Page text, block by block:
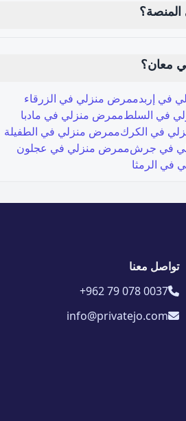
معان؟
في إربدممرض منزلي في الزرقاء
في السلطممرض منزلي في مادبا
في الكركممرض منزلي في الطفيلة
في جرشممرض منزلي في عجلون
في الرمثا
تواصل معنا
+962 79 078 0037
info@privatejo.com